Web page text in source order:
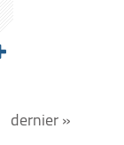
dernier »